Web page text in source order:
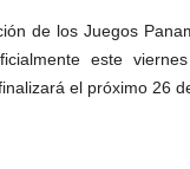
de los Juegos
este
el próximo 26